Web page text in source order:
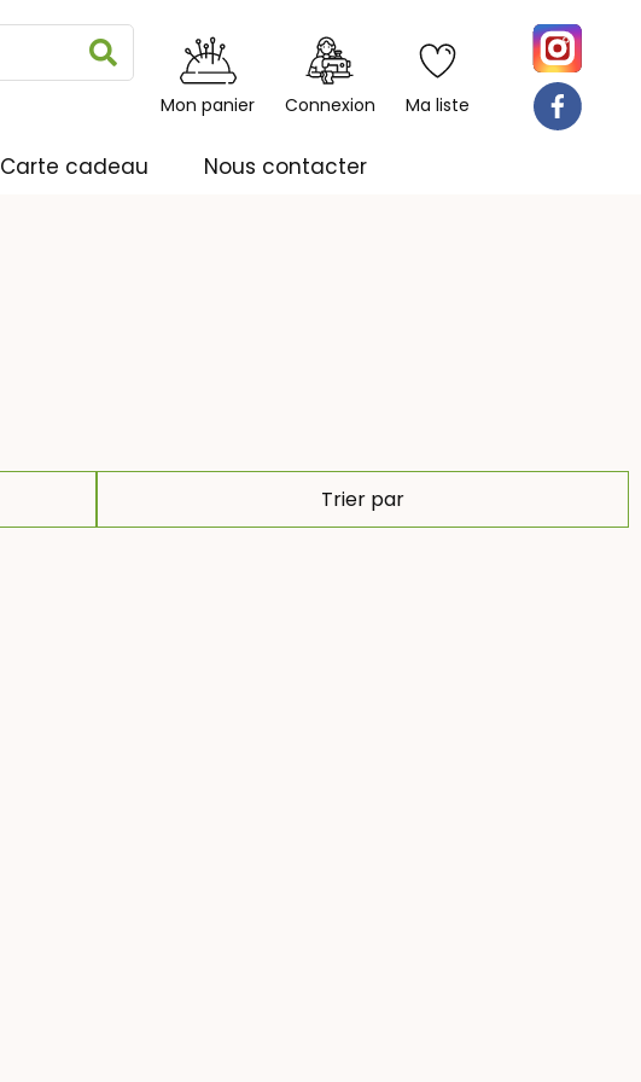
Rechercher
Mon panier Connexion Ma liste
Carte cadeau Nous contacter
Trier par